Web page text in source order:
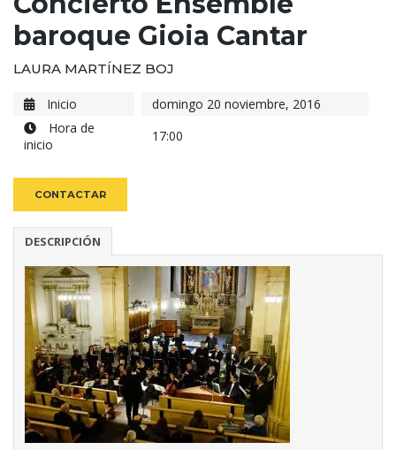
baroque Gioia Cantar
LAURA MARTÍNEZ BOJ
Inicio
domingo 20 noviembre, 2016
Hora de
inicio
17:00
CONTACTAR
DESCRIPCIÓN